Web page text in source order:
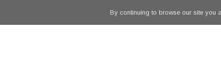
By continuing to browse our site you